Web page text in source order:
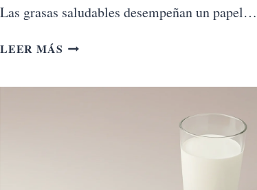
Las grasas saludables desempeñan un papel…
LEER MÁS LA